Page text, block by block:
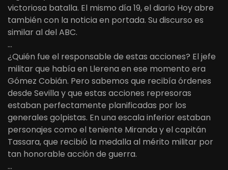
victoriosa batalla. El mismo día 19, el diario Hoy abre
también con la noticia en portada. Su discurso es
similar al del ABC.
…
¿Quién fue el responsable de estas acciones? El jefe
militar que había en Llerena en ese momento era
Gómez Cobián. Pero sabemos que recibía órdenes
desde Sevilla y que estas acciones represoras
estaban perfectamente planificadas por los
generales golpistas. En una escala inferior estaban
personajes como el teniente Miranda y el capitán
Tassara, que recibió la medalla al mérito militar por
tan honorable acción de guerra.
…